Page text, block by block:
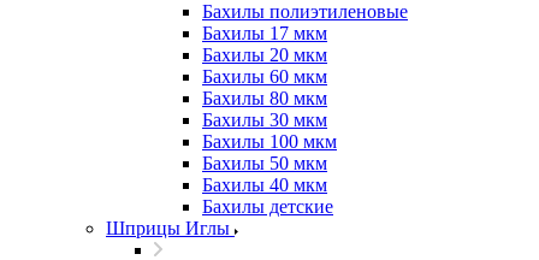
Бахилы полиэтиленовые
Бахилы 17 мкм
Бахилы 20 мкм
Бахилы 60 мкм
Бахилы 80 мкм
Бахилы 30 мкм
Бахилы 100 мкм
Бахилы 50 мкм
Бахилы 40 мкм
Бахилы детские
Шприцы Иглы